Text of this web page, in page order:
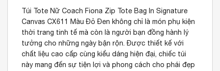
Túi Tote Nữ Coach Fiona Zip Tote Bag In Signature
Canvas CX611 Màu Đỏ Đen không chỉ là món phụ kiện
thời trang tinh tế mà còn là người bạn đồng hành lý
tưởng cho những ngày bận rộn. Được thiết kế với
chất liệu cao cấp cùng kiểu dáng hiện đại, chiếc túi
này mang đến sự tiện lợi và phong cách cho phái đẹp